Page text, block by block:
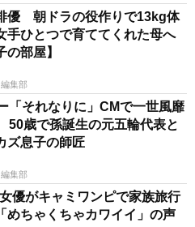
優 朝ドラの役作りで13kg体
ひとつで育ててくれた母へ
部屋】
集部
「それなりに」CMで一世風靡
歳で孫誕生の元五輪代表と
息子の師匠
集部
優がキャミワンピで家族旅行
めちゃくちゃカワイイ」の声